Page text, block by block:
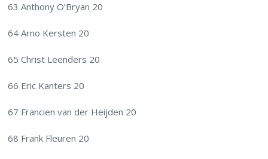
63 Anthony O’Bryan 20
64 Arno Kersten 20
65 Christ Leenders 20
66 Eric Kanters 20
67 Francien van der Heijden 20
68 Frank Fleuren 20